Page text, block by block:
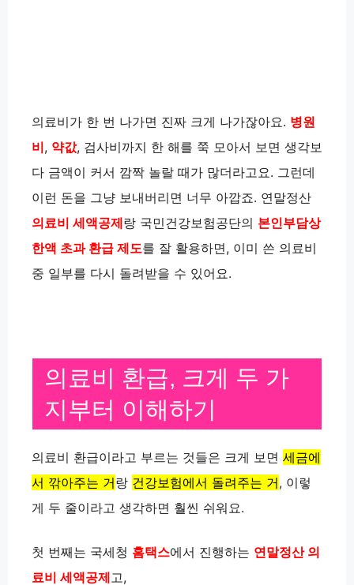
의료비가 한 번 나가면 진짜 크게 나가잖아요. 병원
비, 약값, 검사비까지 한 해를 쭉 모아서 보면 생각보
다 금액이 커서 깜짝 놀랄 때가 많더라고요. 그런데
이런 돈을 그냥 보내버리면 너무 아깝죠. 연말정산
의료비 세액공제랑 국민건강보험공단의 본인부담상
한액 초과 환급 제도를 잘 활용하면, 이미 쓴 의료비
중 일부를 다시 돌려받을 수 있어요.
의료비 환급, 크게 두 가
지부터 이해하기
의료비 환급이라고 부르는 것들은 크게 보면 세금에
서 깎아주는 거랑 건강보험에서 돌려주는 거, 이렇
게 두 줄이라고 생각하면 훨씬 쉬워요.
첫 번째는 국세청 홈택스에서 진행하는 연말정산 의
료비 세액공제고,